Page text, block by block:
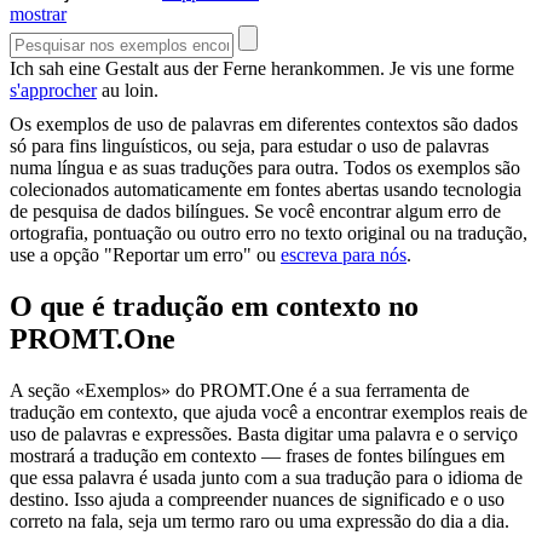
mostrar
Ich sah eine Gestalt aus der Ferne herankommen. Je vis une forme
s'approcherau loin.
Os exemplos de uso de palavras em diferentes contextos são dados
só para fins linguísticos, ou seja, para estudar o uso de palavras
numa língua e as suas traduções para outra. Todos os exemplos são
colecionados automaticamente em fontes abertas usando tecnologia
de pesquisa de dados bilíngues. Se você encontrar algum erro de
ortografia, pontuação ou outro erro no texto original ou na tradução,
use a opção "Reportar um erro" ou escreva para nós.
O que é tradução em contexto no
PROMT.One
A seção «Exemplos» do PROMT.One é a sua ferramenta de
tradução em contexto, que ajuda você a encontrar exemplos reais de
uso de palavras e expressões. Basta digitar uma palavra e o serviço
mostrará a tradução em contexto — frases de fontes bilíngues em
que essa palavra é usada junto com a sua tradução para o idioma de
destino. Isso ajuda a compreender nuances de significado e o uso
correto na fala, seja um termo raro ou uma expressão do dia a dia.